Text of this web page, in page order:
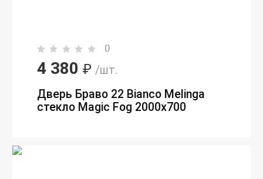
0
4 380 ₽ /шт.
Дверь Браво 22 Bianco Melinga
стекло Magic Fog 2000х700